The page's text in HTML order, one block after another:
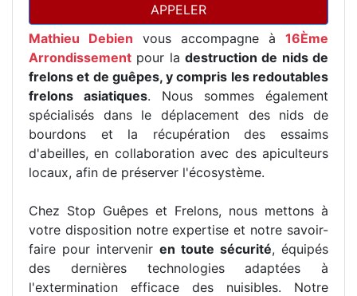
APPELER
Mathieu Debien vous accompagne à 16Ème
Arrondissement pour la destruction de nids de
frelons et de guêpes, y compris les redoutables
frelons asiatiques. Nous sommes également
spécialisés dans le déplacement des nids de
bourdons et la récupération des essaims
d'abeilles, en collaboration avec des apiculteurs
locaux, afin de préserver l'écosystème.
Chez Stop Guêpes et Frelons, nous mettons à
votre disposition notre expertise et notre savoir-
faire pour intervenir en toute sécurité, équipés
des dernières technologies adaptées à
l'extermination efficace des nuisibles. Notre